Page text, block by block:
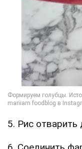
5. Рис отварить